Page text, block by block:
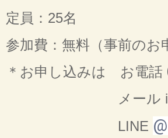
定員：25名
参加費：無料（事前の
＊お申し込みは お電話
メール
LINE